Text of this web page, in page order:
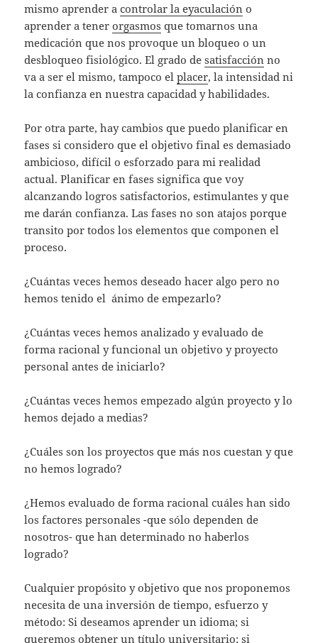
mismo aprender acontrolar la eyaculación o
aprender a tenerorgasmos que tomarnos una
medicación que nos provoque un bloqueo o un
desbloqueo fisiológico. El grado desatisfacción no
va a ser el mismo, tampoco elplacer, la intensidad ni
la confianza en nuestra capacidad y habilidades.
Por otra parte, hay cambios que puedo planificar en
fases si considero que el objetivo final es demasiado
ambicioso, difícil o esforzado para mi realidad
actual. Planificar en fases significa que voy
alcanzando logros satisfactorios, estimulantes y que
me darán confianza. Las fases no son atajos porque
transito por todos los elementos que componen el
proceso.
¿Cuántas veces hemos deseado hacer algo pero no
hemos tenido el ánimo de empezarlo?
¿Cuántas veces hemos analizado y evaluado de
forma racional y funcional un objetivo y proyecto
personal antes de iniciarlo?
¿Cuántas veces hemos empezado algún proyecto y lo
hemos dejado a medias?
¿Cuáles son los proyectos que más nos cuestan y que
no hemos logrado?
¿Hemos evaluado de forma racional cuáles han sido
los factores personales -que sólo dependen de
nosotros- que han determinado no haberlos
logrado?
Cualquier propósito y objetivo que nos proponemos
necesita de una inversión de tiempo, esfuerzo y
método: Si deseamos aprender un idioma; si
queremos obtener un título universitario; si